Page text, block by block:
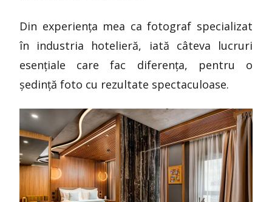
Din experiența mea cafotograf specializat
în industria hotelieră, iată câteva lucruri
esențiale carefac diferența, pentru o
ședință foto cu rezultate spectaculoase.